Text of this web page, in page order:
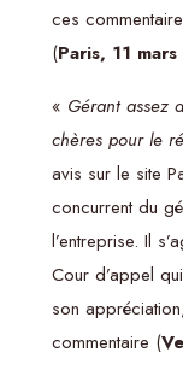
ces
(Paris, 11
« Gérant assez
chères pour le
avis sur le site
concurrent du
l’entreprise. Il
Cour d’appel
son
commentaire (